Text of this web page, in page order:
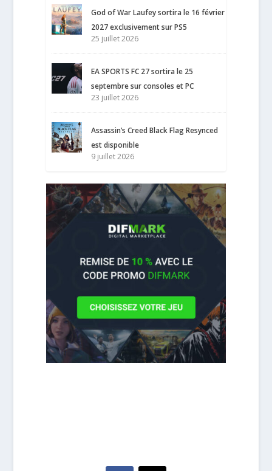
God of War Laufey sortira le 16 février
2027 exclusivement sur PS5
25 juillet 2026
EA SPORTS FC 27 sortira le 25
septembre sur consoles et PC
23 juillet 2026
Assassin’s Creed Black Flag Resynced
est disponible
9 juillet 2026